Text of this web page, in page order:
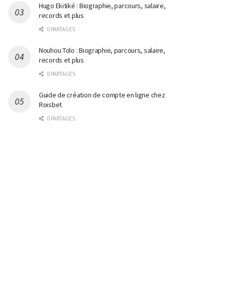
Hugo Ekitiké : Biographie, parcours, salaire,
records et plus
0 PARTAGES
Nouhou Tolo : Biographie, parcours, salaire,
records et plus
0 PARTAGES
Guide de création de compte en ligne chez
Roisbet
0 PARTAGES